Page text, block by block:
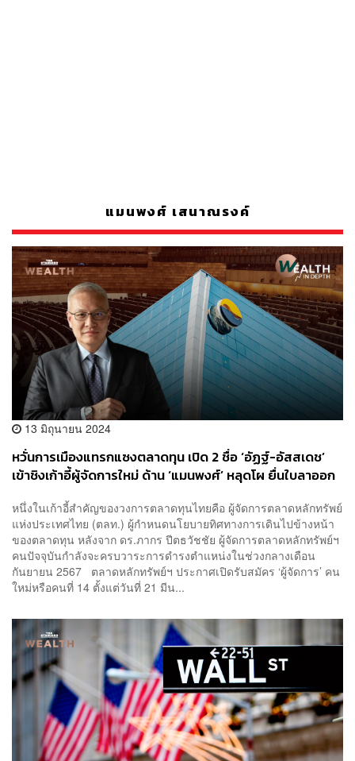
แมนพงศ์ เสนาณรงค์
13 มิถุนายน 2024
หวั่นการเมืองแทรกแซงตลาดทุน เปิด 2 ชื่อ ‘อัฏฐ์-อัสสเดช’
เข้าชิงเก้าอี้ผู้จัดการใหม่ ด้าน ‘แมนพงศ์’ หลุดโผ ยื่นใบลาออก
หนึ่งในเก้าอี้สำคัญของวงการตลาดทุนไทยคือ ผู้จัดการตลาดหลักทรัพย์
แห่งประเทศไทย (ตลท.) ผู้กำหนดนโยบายทิศทางการเดินไปข้างหน้า
ของตลาดทุน หลังจาก ดร.ภากร ปีตธวัชชัย ผู้จัดการตลาดหลักทรัพย์ฯ
คนปัจจุบันกำลังจะครบวาระการดำรงตำแหน่งในช่วงกลางเดือน
กันยายน 2567 ตลาดหลักทรัพย์ฯ ประกาศเปิดรับสมัคร ‘ผู้จัดการ’ คน
ใหม่หรือคนที่ 14 ตั้งแต่วันที่ 21 มีน...